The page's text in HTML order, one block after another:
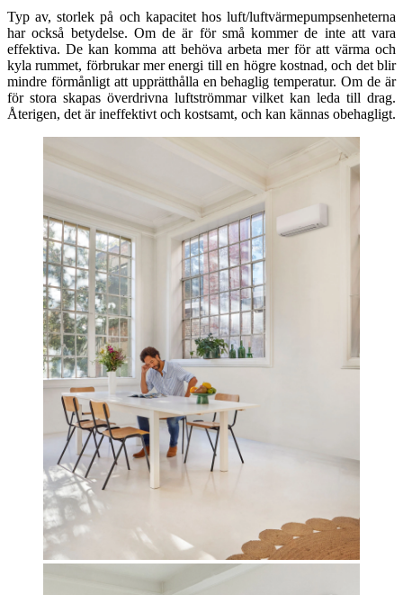
Typ av, storlek på och kapacitet hos luft/luftvärmepumpsenheterna
har också betydelse. Om de är för små kommer de inte att vara
effektiva. De kan komma att behöva arbeta mer för att värma och
kyla rummet, förbrukar mer energi till en högre kostnad, och det blir
mindre förmånligt att upprätthålla en behaglig temperatur. Om de är
för stora skapas överdrivna luftströmmar vilket kan leda till drag.
Återigen, det är ineffektivt och kostsamt, och kan kännas obehagligt.